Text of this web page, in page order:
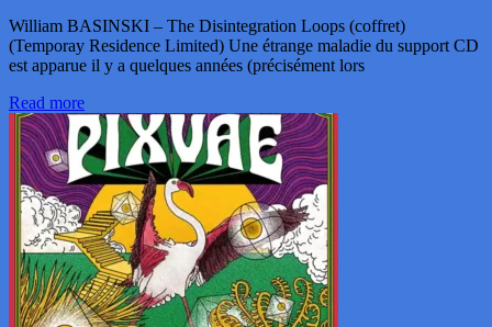
William BASINSKI – The Disintegration Loops (coffret)
(Temporay Residence Limited) Une étrange maladie du support CD
est apparue il y a quelques années (précisément lors
Read more